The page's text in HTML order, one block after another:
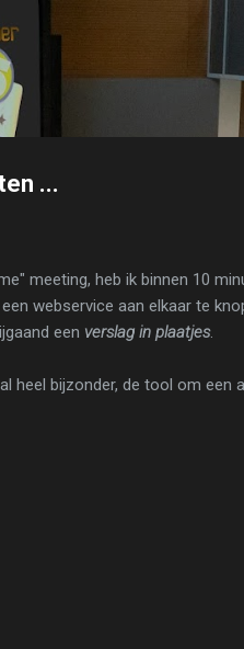
...
meeting, heb ik binnen 10
webservice aan elkaar te
een verslag in plaatjes.
heel bijzonder, de tool om een